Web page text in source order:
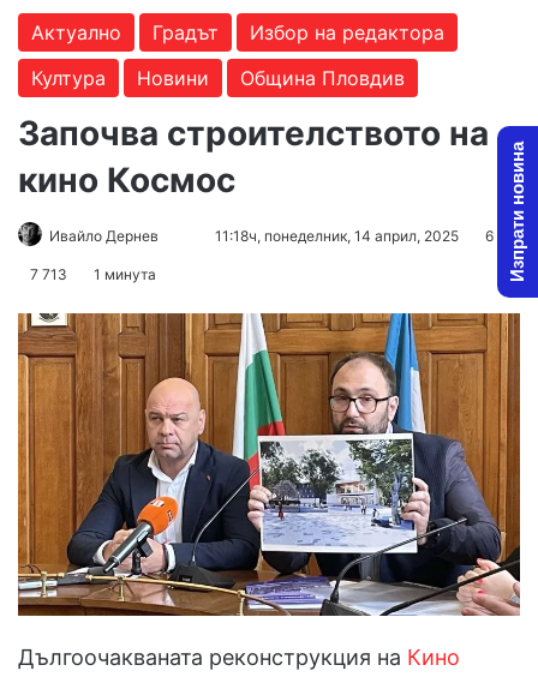
Актуално Градът
Избор на редактора
Култура
Новини Община Пловдив
Започва строителството на
кино Космос
Ивайло Дернев
Follow
Send11:18ч, понеделник, 14 април, 2025 6
7 713 1 минута
Дългоочакваната реконструкция на Кино
Изпрати новина